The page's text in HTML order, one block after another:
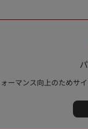
ーマンス向上のためサ